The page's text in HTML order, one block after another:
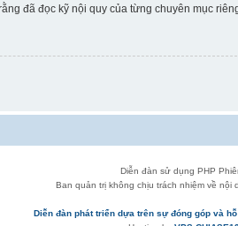
đã đọc kỹ nội quy của từng chuyên mục
Diễn đàn sử dụng PHP
Ban quản trị không chịu trách nhiệm về nội
Diễn đàn phát triển dựa trên sự đóng góp và